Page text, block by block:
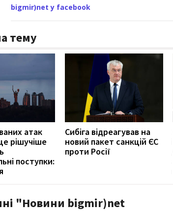
bigmir)net у facebook
тему
атак
рішучіше
поступки:
Сибіга відреагував на
новий пакет санкцій ЄС
проти Росії
"Новини bigmir)net